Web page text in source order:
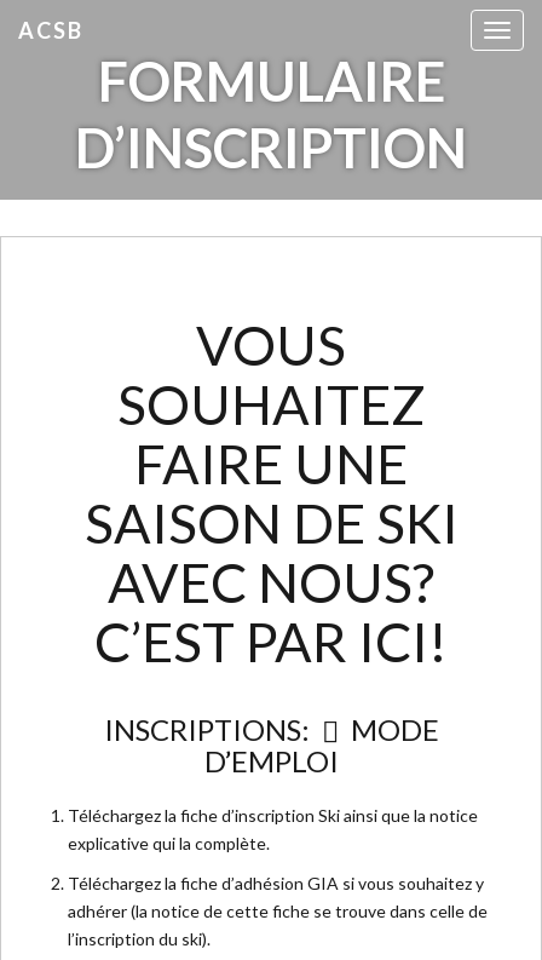
T
n
ACSB
FORMULAIRE
D’INSCRIPTION
VOUS
SOUHAITEZ
FAIRE UNE
SAISON DE SKI
AVEC NOUS?
C’EST PAR ICI!
INSCRIPTIONS:
MODE
D’EMPLOI
Téléchargez la fiche d’inscription Ski ainsi que la notice
explicative qui la complète.
Téléchargez la fiche d’adhésion GIA si vous souhaitez y
adhérer (la notice de cette fiche se trouve dans celle de
l’inscription du ski).